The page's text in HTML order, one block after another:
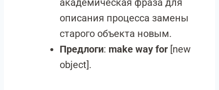
академическая фраза для
описания процесса замены
старого объекта новым.
Предлоги: make way for [new
object].